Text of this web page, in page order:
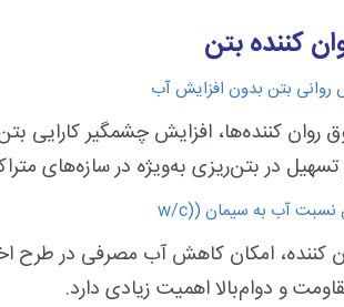
کننده بتن
روانی بتن بدون افزایش آب
روان کننده‌ها، افزایش چشمگیر
در بتن‌ریزی به‌ویژه در سازه‌های
آب به سیمان (w/c)
کننده، امکان کاهش آب مصرفی در
و دوام‌بالا اهمیت زیادی دارد.